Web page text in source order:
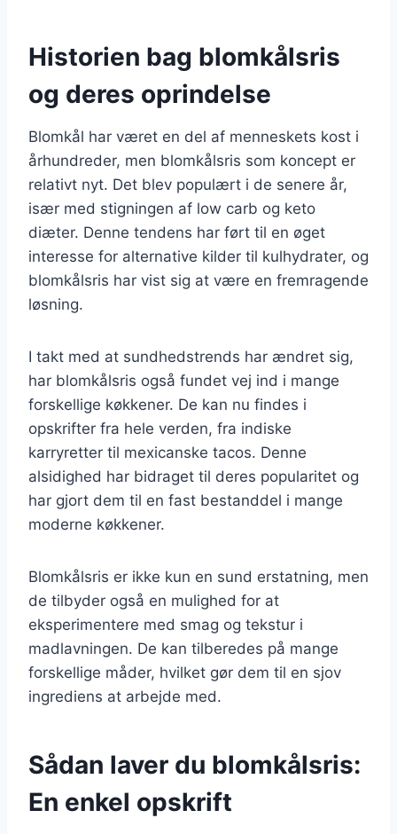
Historien bag blomkålsris
og deres oprindelse
Blomkål har været en del af menneskets kost i
århundreder, men blomkålsris som koncept er
relativt nyt. Det blev populært i de senere år,
især med stigningen af low carb og keto
diæter. Denne tendens har ført til en øget
interesse for alternative kilder til kulhydrater, og
blomkålsris har vist sig at være en fremragende
løsning.
I takt med at sundhedstrends har ændret sig,
har blomkålsris også fundet vej ind i mange
forskellige køkkener. De kan nu findes i
opskrifter fra hele verden, fra indiske
karryretter til mexicanske tacos. Denne
alsidighed har bidraget til deres popularitet og
har gjort dem til en fast bestanddel i mange
moderne køkkener.
Blomkålsris er ikke kun en sund erstatning, men
de tilbyder også en mulighed for at
eksperimentere med smag og tekstur i
madlavningen. De kan tilberedes på mange
forskellige måder, hvilket gør dem til en sjov
ingrediens at arbejde med.
Sådan laver du blomkålsris:
En enkel opskrift